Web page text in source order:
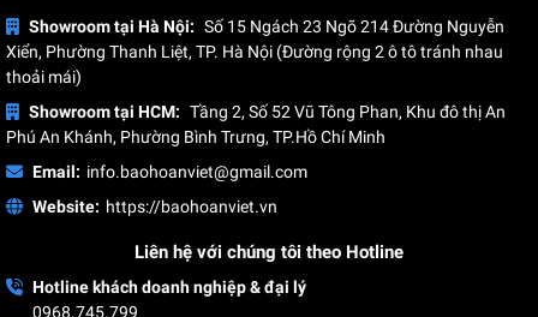
Showroom tại Hà Nội: Số 15 Ngách 23 Ngõ 214 Đường Nguyễn
Xiển, Phường Thanh Liệt, TP. Hà Nội (Đường rộng 2 ô tô tránh nhau
thoải mái)
Showroom tại HCM: Tầng 2, Số 52 Vũ Tông Phan, Khu đô thị An
Phú An Khánh, Phường Bình Trưng, TP.Hồ Chí Minh
Email: info.baohoanviet@gmail.com
Website: https://baohoanviet.vn
Liên hệ với chúng tôi theo Hotline
Hotline khách doanh nghiệp & đại lý
0968.745.799